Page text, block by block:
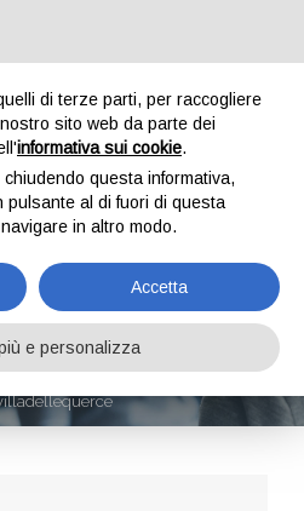
di terze parti, per raccogliere
sito web da parte dei
informativa sui cookie.
questa informativa,
pulsante al di fuori di questa
in altro modo.
Accetta
e personalizza